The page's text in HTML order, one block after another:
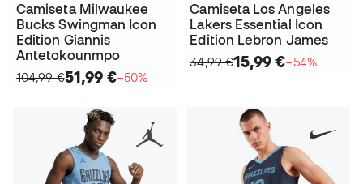
Camiseta Milwaukee
Bucks Swingman Icon
Edition Giannis
Antetokounmpo
104,99 €51,99 €−50%
Camiseta Los Angeles
Lakers Essential Icon
Edition Lebron James
34,99 €15,99 €−54%